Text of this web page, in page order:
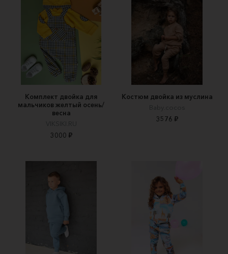
Комплект двойка для
мальчиков желтый осень/
весна
VIKSIKI.RU
3000 ₽
Костюм двойка из муслина
Baby.cocos
3576 ₽